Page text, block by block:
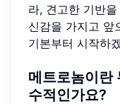
라, 견고한 기반
신감을 가지고 앞
기본부터 시작하
메트로놈이란
수적인가요?